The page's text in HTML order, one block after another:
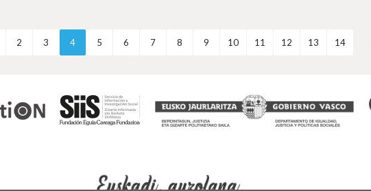
2 3 4 5 6 7 8 9 10 11 12 13 14